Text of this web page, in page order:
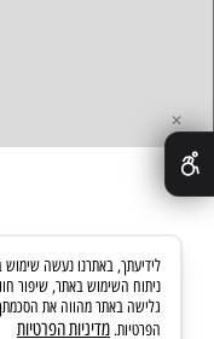
✕
ניתוח השימוש באתר, שיפור
גלישה באתר מהווה את הסכמתך
הפרטיות. מדיניות הפרטיות